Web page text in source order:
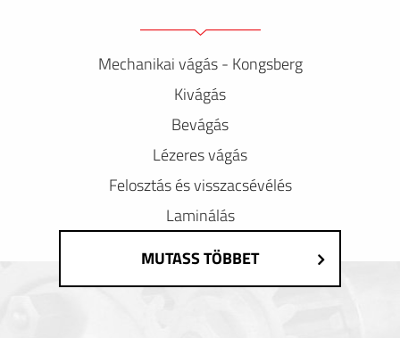
Mechanikai vágás - Kongsberg
Kivágás
Bevágás
Lézeres vágás
Felosztás és visszacsévélés
Laminálás
MUTASS TÖBBET